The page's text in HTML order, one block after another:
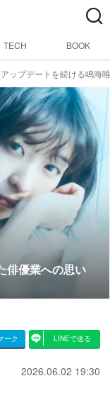
TECH BOOK
アップデートを続ける鳴海
俳優業への思い
ーク LINEで送る
2026.06.02 19:30